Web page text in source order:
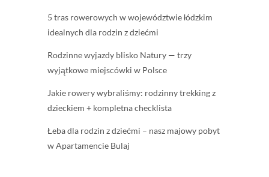
5 tras rowerowych w województwie łódzkim
idealnych dla rodzin z dziećmi
Rodzinne wyjazdy blisko Natury — trzy
wyjątkowe miejscówki w Polsce
Jakie rowery wybraliśmy: rodzinny trekking z
dzieckiem + kompletna checklista
Łeba dla rodzin z dziećmi – nasz majowy pobyt
w Apartamencie Bulaj